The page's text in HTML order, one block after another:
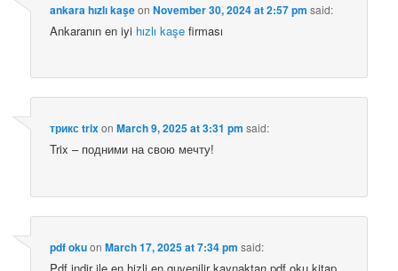
ankara hızlı kaşeonNovember 30, 2024 at 2:57 pm said:
Ankaranın en iyi hızlı kaşe firması
трикс trixonMarch 9, 2025 at 3:31 pm said:
Trix – подними на свою мечту!
pdf okuonMarch 17, 2025 at 7:34 pm said: